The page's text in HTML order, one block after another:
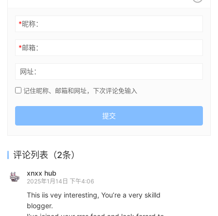
*昵称：
*邮箱：
网址：
记住昵称、邮箱和网址，下次评论免输入
提交
评论列表（2条）
xnxx hub
2025年1月14日 下午4:06
This iis vey interesting, You’re a very skilld
blogger.